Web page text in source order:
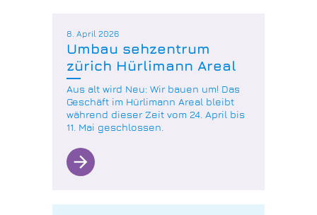
8. April 2026
Umbau sehzentrum
zürich Hürlimann Areal
Aus alt wird Neu: Wir bauen um! Das
Geschäft im Hürlimann Areal bleibt
während dieser Zeit vom 24. April bis
11. Mai geschlossen.
arrow_forward